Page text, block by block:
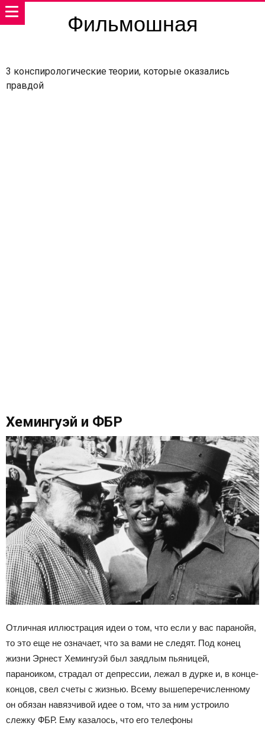
Фильмошная
3 конспирологические теории, которые оказались
правдой
Хемингуэй и ФБР
Отличная иллюстрация идеи о том, что если у вас паранойя,
то это еще не означает, что за вами не следят. Под конец
жизни Эрнест Хемингуэй был заядлым пьяницей,
параноиком, страдал от депрессии, лежал в дурке и, в конце-
концов, свел счеты с жизнью. Всему вышеперечисленному
он обязан навязчивой идее о том, что за ним устроило
слежку ФБР. Ему казалось, что его телефоны